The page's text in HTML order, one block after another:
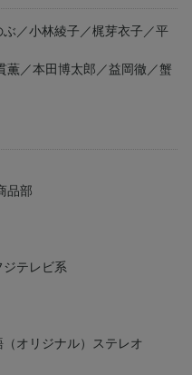
／小林綾子／梶芽衣子／平
薫／本田博太郎／益岡徹／蟹
品部
ジテレビ系
（オリジナル）ステレオ